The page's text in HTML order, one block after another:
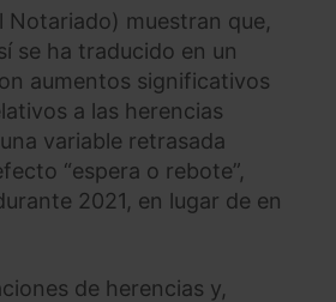
Notariado) muestran que,
se ha traducido en un
aumentos significativos
a las herencias
variable retrasada
“espera o rebote”,
2021, en lugar de en
de herencias y,